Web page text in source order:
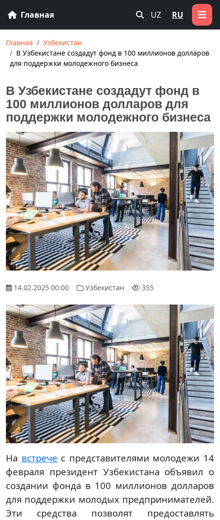
Главная UZ RU
Главная
Узбекистан
В Узбекистане создадут фонд в 100 миллионов долларов
для поддержки молодежного бизнеса
В Узбекистане создадут фонд в
100 миллионов долларов для
поддержки молодежного бизнеса
14.02.2025 00:00 Узбекистан 355
На встрече с представителями молодежи 14
февраля президент Узбекистана объявил о
создании фонда в 100 миллионов долларов
для поддержки молодых предпринимателей.
Эти средства позволят предоставлять